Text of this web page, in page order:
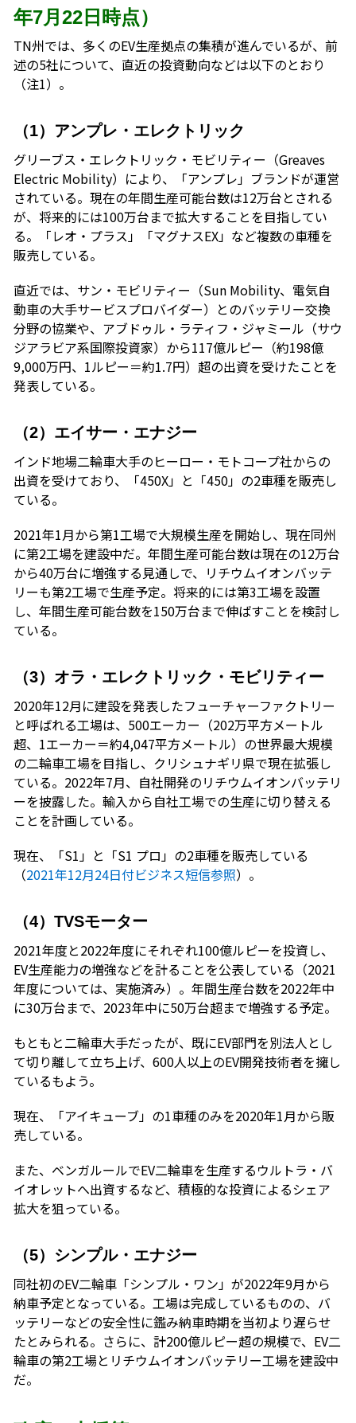
年7月22日時点）
TN州では、多くのEV生産拠点の集積が進んでいるが、前
述の5社について、直近の投資動向などは以下のとおり
（注1）。
（1）アンプレ・エレクトリック
グリーブス・エレクトリック・モビリティー（Greaves
Electric Mobility）により、「アンプレ」ブランドが運営
されている。現在の年間生産可能台数は12万台とされる
が、将来的には100万台まで拡大することを目指してい
る。「レオ・プラス」「マグナスEX」など複数の車種を
販売している。
直近では、サン・モビリティー（Sun Mobility、電気自
動車の大手サービスプロバイダー）とのバッテリー交換
分野の協業や、アブドゥル・ラティフ・ジャミール（サウ
ジアラビア系国際投資家）から117億ルピー（約198億
9,000万円、1ルピー＝約1.7円）超の出資を受けたことを
発表している。
（2）エイサー・エナジー
インド地場二輪車大手のヒーロー・モトコープ社からの
出資を受けており、「450X」と「450」の2車種を販売し
ている。
2021年1月から第1工場で大規模生産を開始し、現在同州
に第2工場を建設中だ。年間生産可能台数は現在の12万台
から40万台に増強する見通しで、リチウムイオンバッテ
リーも第2工場で生産予定。将来的には第3工場を設置
し、年間生産可能台数を150万台まで伸ばすことを検討し
ている。
（3）オラ・エレクトリック・モビリティー
2020年12月に建設を発表したフューチャーファクトリー
と呼ばれる工場は、500エーカー（202万平方メートル
超、1エーカー＝約4,047平方メートル）の世界最大規模
の二輪車工場を目指し、クリシュナギリ県で現在拡張し
ている。2022年7月、自社開発のリチウムイオンバッテリ
ーを披露した。輸入から自社工場での生産に切り替える
ことを計画している。
現在、「S1」と「S1 プロ」の2車種を販売している
（2021年12月24日付ビジネス短信参照）。
（4）TVSモーター
2021年度と2022年度にそれぞれ100億ルピーを投資し、
EV生産能力の増強などを計ることを公表している（2021
年度については、実施済み）。年間生産台数を2022年中
に30万台まで、2023年中に50万台超まで増強する予定。
もともと二輪車大手だったが、既にEV部門を別法人とし
て切り離して立ち上げ、600人以上のEV開発技術者を擁し
ているもよう。
現在、「アイキューブ」の1車種のみを2020年1月から販
売している。
また、ベンガルールでEV二輪車を生産するウルトラ・バ
イオレットへ出資するなど、積極的な投資によるシェア
拡大を狙っている。
（5）シンプル・エナジー
同社初のEV二輪車「シンプル・ワン」が2022年9月から
納車予定となっている。工場は完成しているものの、バ
ッテリーなどの安全性に鑑み納車時期を当初より遅らせ
たとみられる。さらに、計200億ルピー超の規模で、EV二
輪車の第2工場とリチウムイオンバッテリー工場を建設中
だ。